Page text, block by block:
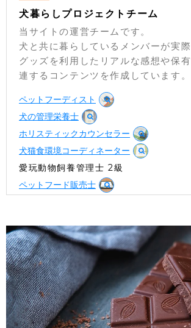
犬暮らしプロジェクトチーム
当サイトの運営チームです。
犬と共に暮らしているメンバーが実
グッズを利用したリアルな感想や保
連するコンテンツを作成しています。
ペットフーディスト
犬の管理栄養士
ホリスティックカウンセラー
犬猫食環境コーディネーター
愛玩動物飼養管理士 2級
ペットフード販売士